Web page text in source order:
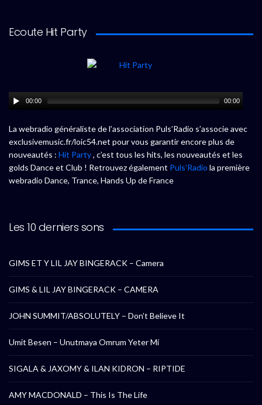
Ecoute Hit Party
00:00 00:00
La webradio généraliste de l’association Puls’Radio s’associe avec
exclusivemusic.fr/loic54.net pour vous garantir encore plus de
nouveautés : Hit Party, c’est tous les hits, les nouveautés et les
golds Dance et Club ! Retrouvez également Puls’Radio la première
webradio Dance, Trance, Hands Up de France
Les 10 derniers sons
GIMS ET Y LIL JAY BINGERACK – Camera
GIMS & LIL JAY BINGERACK – CAMERA
JOHN SUMMIT/ABSOLUTELY – Don’t Believe It
Umit Besen – Unutmaya Omrum Yeter Mi
SIGALA & JAXOMY & ILAN KIDRON – RIPTIDE
AMY MACDONALD – This Is The Life